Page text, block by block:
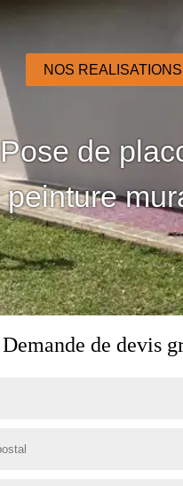
NOS REALISATIONS
Pose de
peinture
Demande de devis